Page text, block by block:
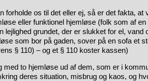
forholde os til det eller ej, så er det fakta, at
eller funktionel hjemløse (folk som af
lejlighed grundet, der er slukket for el, vand
som bor på gaden, sover på en sofa et
§ 110) – og et § 110 koster kassen)
med to hjemløse ud af dem, som er i
deres situation, misbrug og kaos, og